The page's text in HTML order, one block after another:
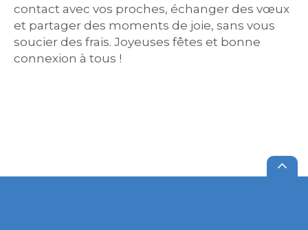
contact avec vos proches, échanger des vœux
et partager des moments de joie, sans vous
soucier des frais. Joyeuses fêtes et bonne
connexion à tous !